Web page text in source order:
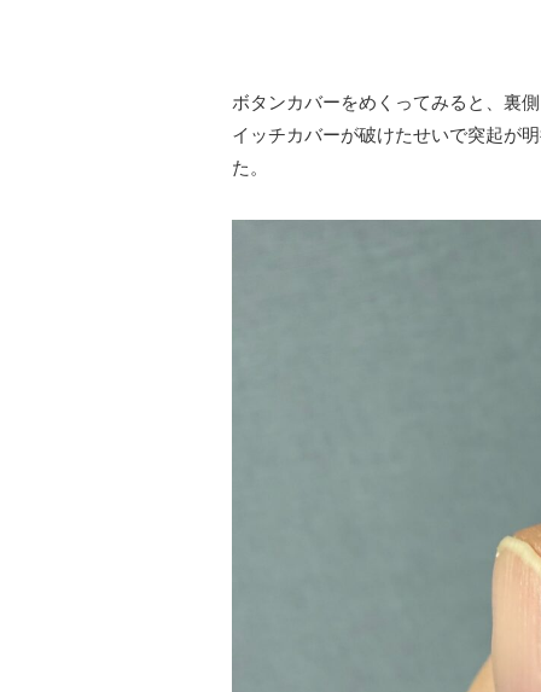
ボタンカバーをめくってみると、裏
イッチカバーが破けたせいで突起が
た。